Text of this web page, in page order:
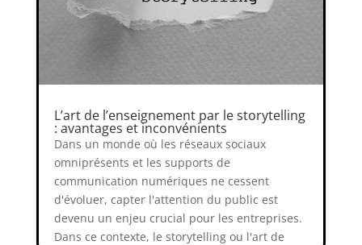
L’art de l’enseignement par le storytelling
: avantages et inconvénients
Dans un monde où les réseaux sociaux
omniprésents et les supports de
communication numériques ne cessent
d'évoluer, capter l'attention du public est
devenu un enjeu crucial pour les entreprises.
Dans ce contexte, le storytelling ou l'art de